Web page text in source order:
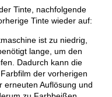
Tinte, nachfolgende
Tinte wieder auf:
ist zu niedrig,
lange, um den
Dadurch kann die
der vorherigen
erneuten Auflösung und